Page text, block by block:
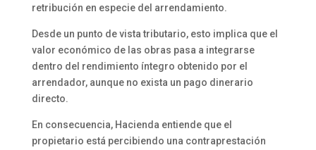
retribución en especie del arrendamiento.
Desde un punto de vista tributario, esto implica que el
valor económico de las obras pasa a integrarse
dentro del rendimiento íntegro obtenido por el
arrendador, aunque no exista un pago dinerario
directo.
En consecuencia, Hacienda entiende que el
propietario está percibiendo una contraprestación